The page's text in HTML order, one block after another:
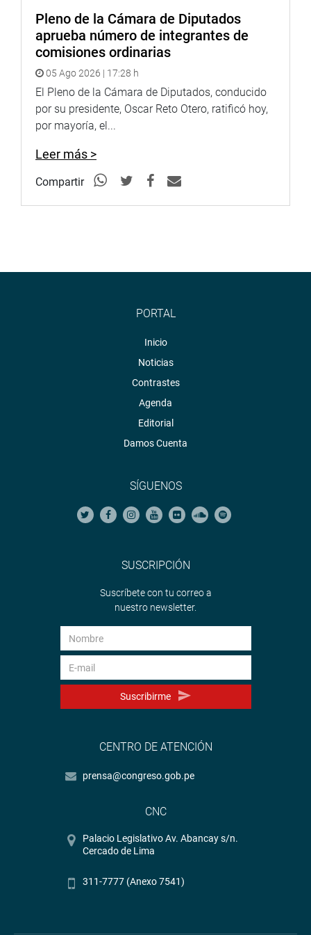
Martins” y gerente de la Red Prestacional Rebagliati,
Gustavo Eduardo Liendo Portocarrero; el gerente del
Centro Nacional de Salud Renal, Luis Salvador Carpio
Angosta; el ex gerente del Hospital Nacional “Edgardo
Rebagliati Martins”, Javier Tovar Brandan y el presidente
de la Central de Trabajadores de la Revolución Peruana,
Miguel E. Reyes Gómez.
PRENSA-CONGRESO 10-10-2018
http://www.congreso.gob.pe/
https://goo.gl/s5t7XN
https://goo.gl/iMywRR
https://goo.gl/VBXBNk
goo.gl/hMwTg1
fotografia.congreso.gob.pe
Pleno de la Cámara de Diputados
aprueba número de integrantes de
comisiones ordinarias
05 Ago 2026 | 17:28 h
El Pleno de la Cámara de Diputados, conducido
por su presidente, Oscar Reto Otero, ratificó hoy,
por mayoría, el...
Leer más >
Compartir
PORTAL
Inicio
Noticias
Contrastes
Agenda
Editorial
Damos Cuenta
SÍGUENOS
SUSCRIPCIÓN
Suscríbete con tu correo a
nuestro newsletter.
Suscribirme
CENTRO DE ATENCIÓN
prensa@congreso.gob.pe
CNC
Palacio Legislativo Av. Abancay s/n.
Cercado de Lima
311-7777 (Anexo 7541)